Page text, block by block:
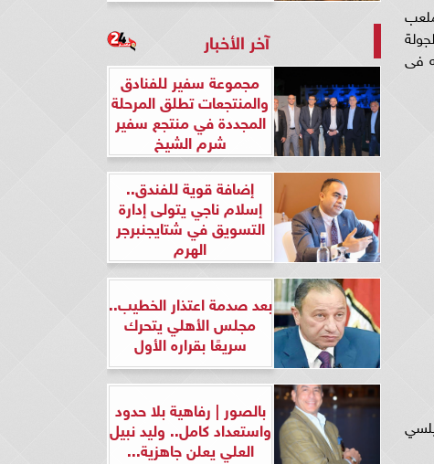
فى
آخر الأخبار
مجموعة سفير للفنادق
والمنتجعات تطلق المرحلة
المجددة في منتجع سفير
شرم الشيخ
إضافة قوية للفندق..
إسلام ناجي يتولى إدارة
التسويق في شتايجنبرجر
الهرم
بعد صدمة اعتذار الخطيب..
مجلس الأهلي يتحرك
سريعًا بقراره الأول
بالصور | رفاهية بلا حدود
واستعداد كامل.. وليد نبيل
العلي يعلن جاهزية...